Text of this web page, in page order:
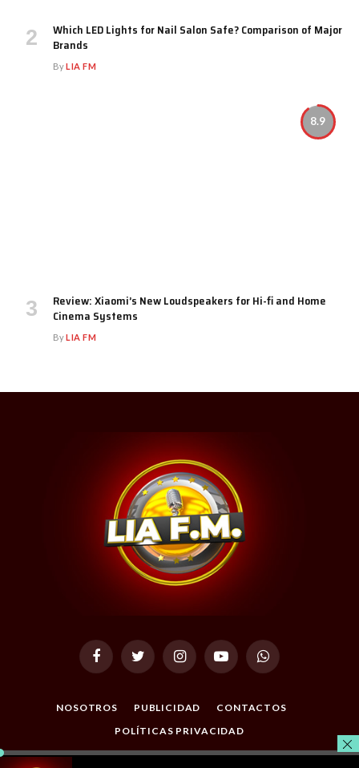
Which LED Lights for Nail Salon Safe? Comparison of Major
Brands
ByLIA FM
8.9
Review: Xiaomi’s New Loudspeakers for Hi-fi and Home
Cinema Systems
ByLIA FM
FacebookTwitter InstagramYouTubeWhatsApp
NOSOTROS PUBLICIDAD
CONTACTOS
POLÍTICAS PRIVACIDAD